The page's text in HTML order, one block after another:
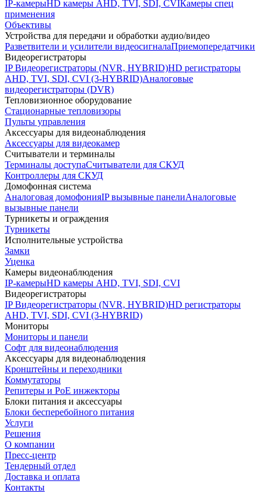
IP-камерыHD камеры AHD, TVI, SDI, CVIКамеры спец
применения
Объективы
Устройства для передачи и обработки аудио/видео
Разветвители и усилители видеосигналаПриемопередатчики
Видеорегистраторы
IP Видеорегистраторы (NVR, HYBRID)HD регистраторы
AHD, TVI, SDI, CVI (3-HYBRID)Аналоговые
видеорегистраторы (DVR)
Тепловизионное оборудование
Стационарные тепловизоры
Пульты управления
Аксессуары для видеонаблюдения
Аксессуары для видеокамер
Считыватели и терминалы
Терминалы доступаСчитыватели для СКУД
Контроллеры для СКУД
Домофонная система
Аналоговая домофонияIP вызывные панелиАналоговые
вызывные панели
Турникеты и ограждения
Турникеты
Исполнительные устройства
Замки
Уценка
Камеры видеонаблюдения
IP-камерыHD камеры AHD, TVI, SDI, CVI
Видеорегистраторы
IP Видеорегистраторы (NVR, HYBRID)HD регистраторы
AHD, TVI, SDI, CVI (3-HYBRID)
Мониторы
Мониторы и панели
Софт для видеонаблюдения
Аксессуары для видеонаблюдения
Кронштейны и переходники
Коммутаторы
Репитеры и PoE инжекторы
Блоки питания и аксессуары
Блоки бесперебойного питания
Услуги
Решения
О компании
Пресс-центр
Тендерный отдел
Доставка и оплата
Контакты